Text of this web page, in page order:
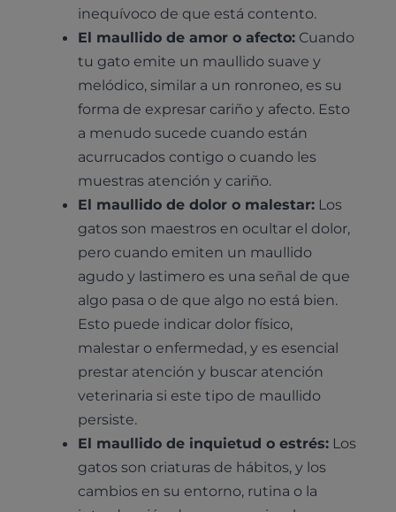
inequívoco de que está contento.
El maullido de amor o afecto: Cuando
tu gato emite un maullido suave y
melódico, similar a un ronroneo, es su
forma de expresar cariño y afecto. Esto
a menudo sucede cuando están
acurrucados contigo o cuando les
muestras atención y cariño.
El maullido de dolor o malestar: Los
gatos son maestros en ocultar el dolor,
pero cuando emiten un maullido
agudo y lastimero es una señal de que
algo pasa o de que algo no está bien.
Esto puede indicar dolor físico,
malestar o enfermedad, y es esencial
prestar atención y buscar atención
veterinaria si este tipo de maullido
persiste.
El maullido de inquietud o estrés: Los
gatos son criaturas de hábitos, y los
cambios en su entorno, rutina o la